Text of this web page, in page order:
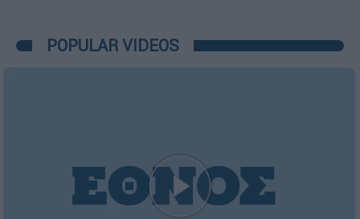
POPULAR VIDEOS